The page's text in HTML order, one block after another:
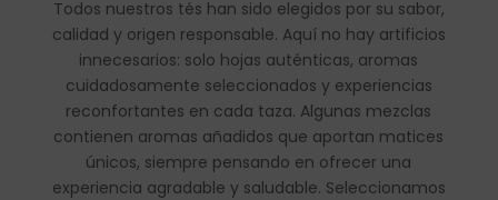
Todos nuestros tés han sido elegidos por su sabor,
calidad y origen responsable. Aquí no hay artificios
innecesarios: solo hojas auténticas, aromas
cuidadosamente seleccionados y experiencias
reconfortantes en cada taza. Algunas mezclas
contienen aromas añadidos que aportan matices
únicos, siempre pensando en ofrecer una
experiencia agradable y saludable. Seleccionamos